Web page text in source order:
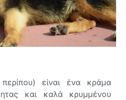
είναι ένα κράμα
και καλά κρυμμένου